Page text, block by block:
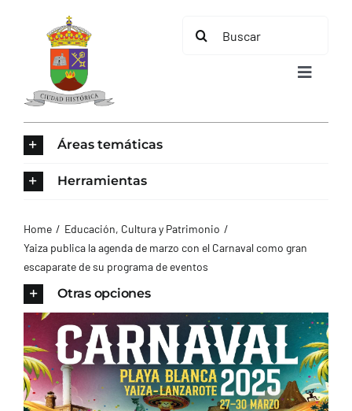
contenido
Buscar:
Toggle
AYUNTAMIENTO
TURISMO
CONTACTO
Áreas temáticas
Herramientas
Home
Educación, Cultura y Patrimonio
Yaiza publica la agenda de marzo con el Carnaval como gran
escaparate de su programa de eventos
Otras opciones